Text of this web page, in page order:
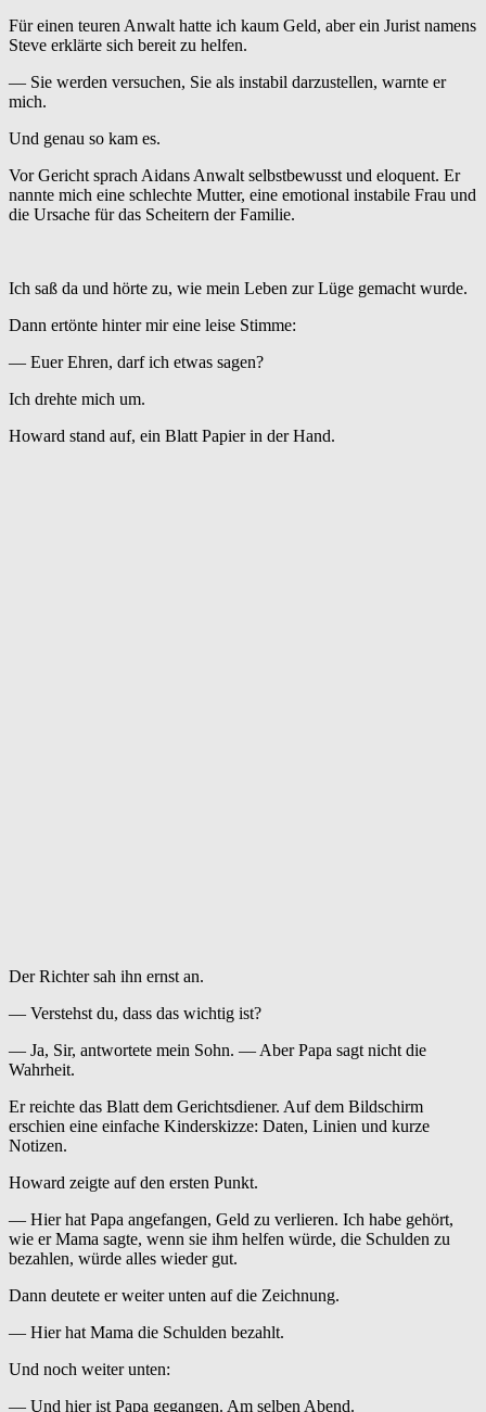
Für einen teuren Anwalt hatte ich kaum Geld, aber ein Jurist namens
Steve erklärte sich bereit zu helfen.
— Sie werden versuchen, Sie als instabil darzustellen, warnte er
mich.
Und genau so kam es.
Vor Gericht sprach Aidans Anwalt selbstbewusst und eloquent. Er
nannte mich eine schlechte Mutter, eine emotional instabile Frau und
die Ursache für das Scheitern der Familie.
Ich saß da und hörte zu, wie mein Leben zur Lüge gemacht wurde.
Dann ertönte hinter mir eine leise Stimme:
— Euer Ehren, darf ich etwas sagen?
Ich drehte mich um.
Howard stand auf, ein Blatt Papier in der Hand.
Der Richter sah ihn ernst an.
— Verstehst du, dass das wichtig ist?
— Ja, Sir, antwortete mein Sohn. — Aber Papa sagt nicht die
Wahrheit.
Er reichte das Blatt dem Gerichtsdiener. Auf dem Bildschirm
erschien eine einfache Kinderskizze: Daten, Linien und kurze
Notizen.
Howard zeigte auf den ersten Punkt.
— Hier hat Papa angefangen, Geld zu verlieren. Ich habe gehört,
wie er Mama sagte, wenn sie ihm helfen würde, die Schulden zu
bezahlen, würde alles wieder gut.
Dann deutete er weiter unten auf die Zeichnung.
— Hier hat Mama die Schulden bezahlt.
Und noch weiter unten:
— Und hier ist Papa gegangen. Am selben Abend.